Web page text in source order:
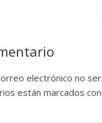
electrónico no
están marcados con